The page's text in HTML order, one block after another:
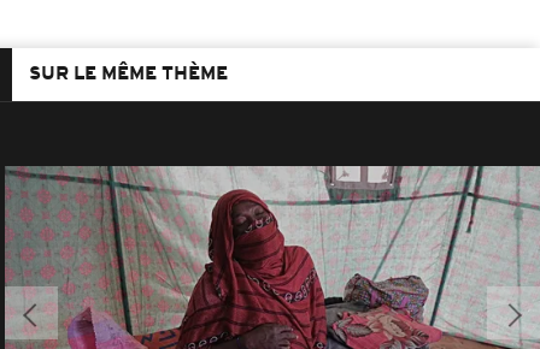
SUR LE MÊME THÈME